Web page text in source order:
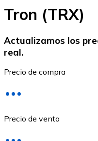
Ethereum
ETH
Tron (TRX)
Actualizamos los
real.
Precio de compra
Precio de venta